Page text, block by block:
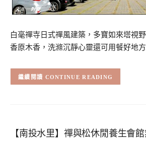
白毫禪寺日式禪風建築，多寶如來塔視
香原木香，洗滌沉靜心靈還可用餐好地
CONTINUE READING
【南投水里】禪與松休閒養生會